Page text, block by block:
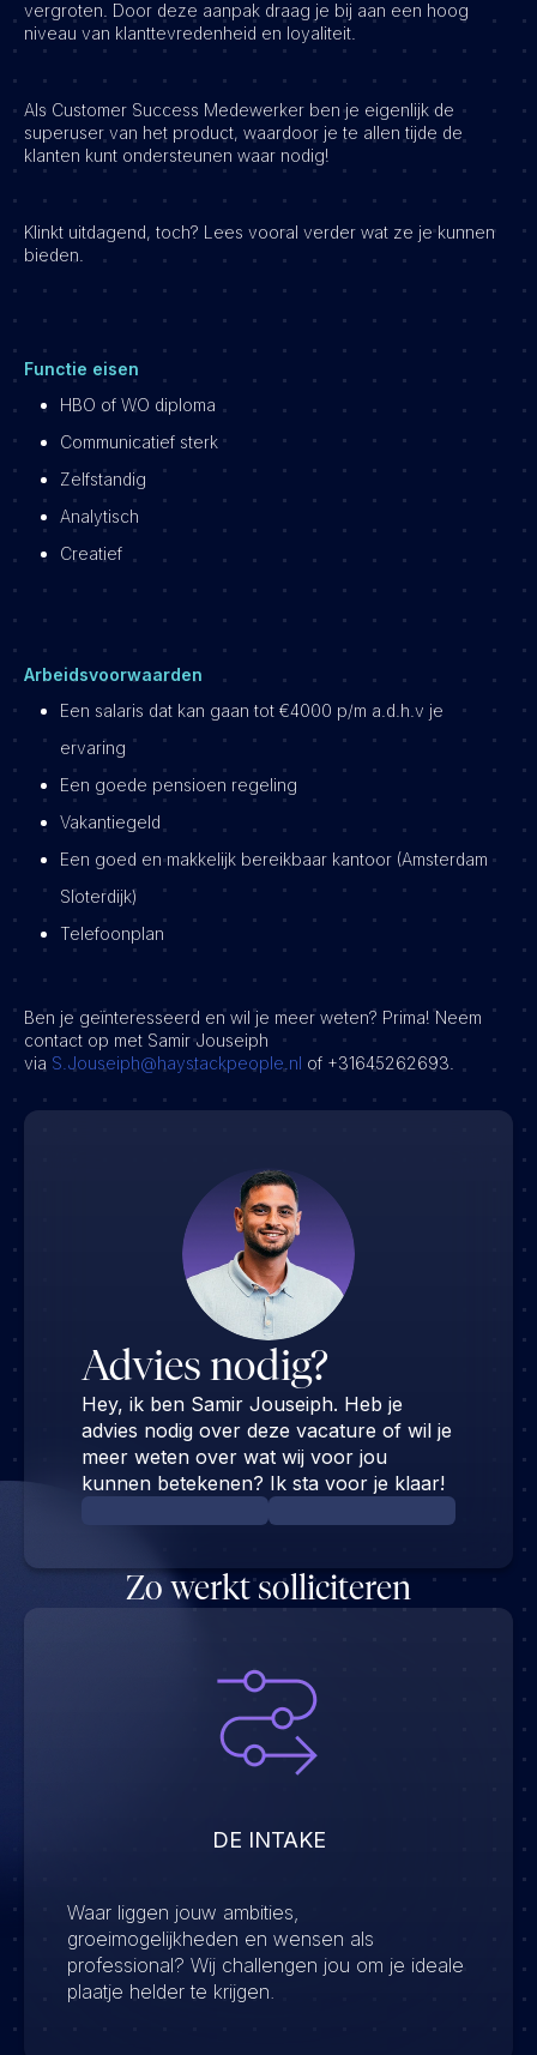
vergroten. Door deze aanpak draag je bij aan een hoog
niveau van klanttevredenheid en loyaliteit.
Als Customer Success Medewerker ben je eigenlijk de
superuser van het product, waardoor je te allen tijde de
klanten kunt ondersteunen waar nodig!
Klinkt uitdagend, toch? Lees vooral verder wat ze je kunnen
bieden.
Functie eisen
HBO of WO diploma
Communicatief sterk
Zelfstandig
Analytisch
Creatief
Arbeidsvoorwaarden
Een salaris dat kan gaan tot €4000 p/m a.d.h.v je
ervaring
Een goede pensioen regeling
Vakantiegeld
Een goed en makkelijk bereikbaar kantoor (Amsterdam
Sloterdijk)
Telefoonplan
Ben je geïnteresseerd en wil je meer weten? Prima! Neem
contact op met Samir Jouseiph
via S.Jouseiph@haystackpeople.nl of +31645262693.
Advies nodig?
Hey, ik ben Samir Jouseiph. Heb je
advies nodig over deze vacature of wil je
meer weten over wat wij voor jou
kunnen betekenen? Ik sta voor je klaar!
Zo werkt solliciteren
DE INTAKE
Waar liggen jouw ambities,
groeimogelijkheden en wensen als
professional? Wij challengen jou om je ideale
plaatje helder te krijgen.